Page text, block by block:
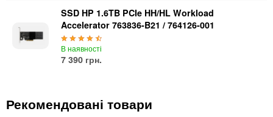
SSD HP 1.6TB PCIe HH/HL Workload
Accelerator 763836-B21 / 764126-001
В наявності
7 390 грн.
Рекомендовані товари